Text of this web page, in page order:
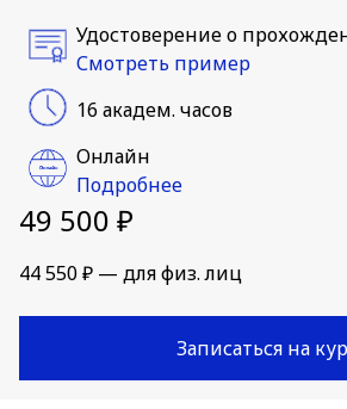
Удостоверение о
Смотреть пример
16 академ. часов
Онлайн
Подробнее
49 500 ₽
44 550 ₽ — для физ. лиц
Записаться на